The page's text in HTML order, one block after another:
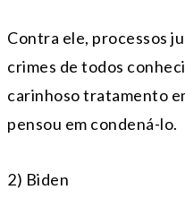
Contra ele, processos
crimes de todos
carinhoso tratamento
pensou em condená-lo.
2) Biden